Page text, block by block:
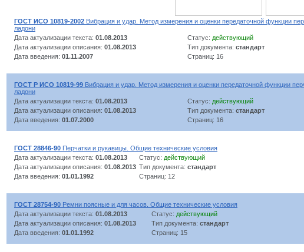
ГОСТ ИСО 10819-2002 Вибрация и удар. Метод измерения и оценки передаточной функции
ладони
Дата актуализации текста: 01.08.2013 Статус: действующий
Дата актуализации описания: 01.08.2013 Тип документа: стандарт
Дата введения: 01.11.2007 Страниц: 16
ГОСТ Р ИСО 10819-99 Вибрация и удар. Метод измерения и оценки передаточной функции
ладони
Дата актуализации текста: 01.08.2013 Статус: действующий
Дата актуализации описания: 01.08.2013 Тип документа: стандарт
Дата введения: 01.07.2000 Страниц: 16
ГОСТ 28846-90 Перчатки и рукавицы. Общие технические условия
Дата актуализации текста: 01.08.2013 Статус: действующий
Дата актуализации описания: 01.08.2013 Тип документа: стандарт
Дата введения: 01.01.1992 Страниц: 12
ГОСТ 28754-90 Ремни поясные и для часов. Общие технические условия
Дата актуализации текста: 01.08.2013 Статус: действующий
Дата актуализации описания: 01.08.2013 Тип документа: стандарт
Дата введения: 01.01.1992 Страниц: 15